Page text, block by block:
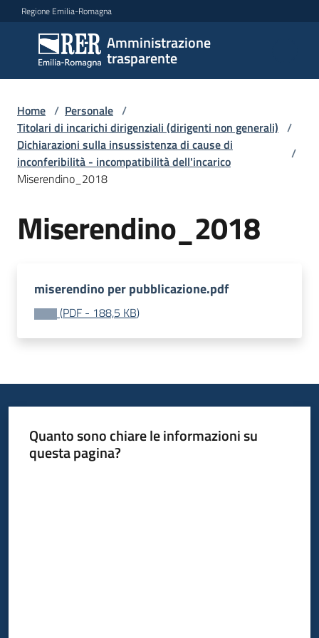
Vai al contenuto
Vai alla navigazione
Vai al footer
Regione Emilia-Romagna
Amministrazione
trasparente
Amministrazione
trasparente
Sottosezioni
Accesso
Home / Personale /
Titolari di incarichi dirigenziali (dirigenti non generali) /
Dichiarazioni sulla insussistenza di cause di
inconferibilità - incompatibilità dell'incarico
/
Miserendino_2018
Miserendino_2018
miserendino per pubblicazione.pdf
(PDF - 188,5 KB)
Quanto sono chiare le informazioni su
questa pagina?